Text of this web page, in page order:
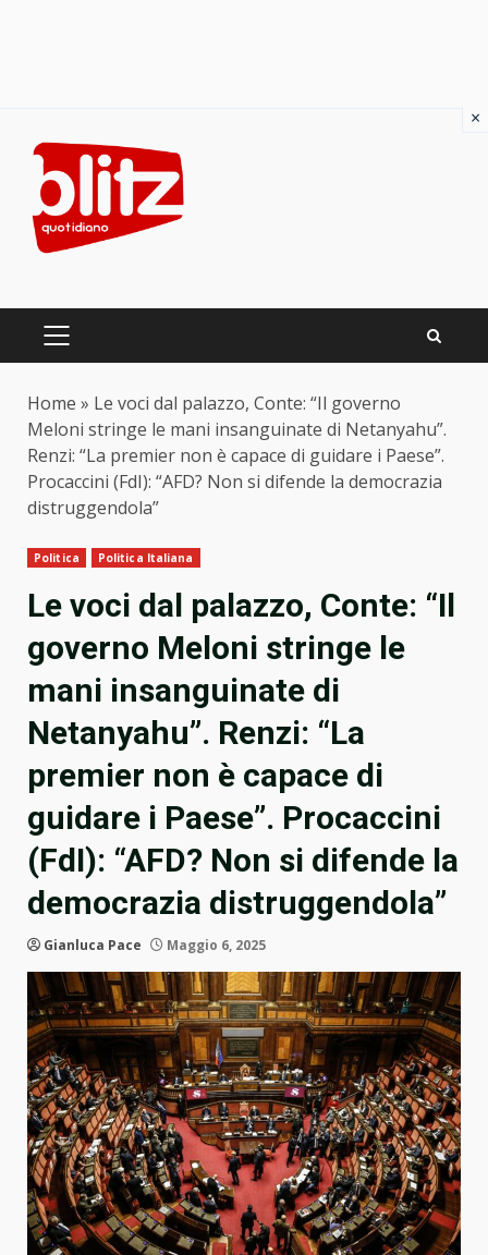
content
PRIMARY
Home » Le voci dal palazzo, Conte: “Il governo
Meloni stringe le mani insanguinate di Netanyahu”.
Renzi: “La premier non è capace di guidare i Paese”.
Procaccini (FdI): “AFD? Non si difende la democrazia
distruggendola”
Politica Politica Italiana
Le voci dal palazzo, Conte: “Il
governo Meloni stringe le
mani insanguinate di
Netanyahu”. Renzi: “La
premier non è capace di
guidare i Paese”. Procaccini
(FdI): “AFD? Non si difende la
democrazia distruggendola”
Gianluca Pace Maggio 6, 2025
×